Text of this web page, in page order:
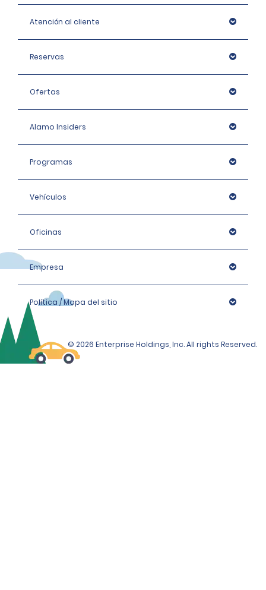
Atención al cliente
Reservas
Ofertas
Alamo Insiders
Programas
Vehículos
Oficinas
Empresa
Política / Mapa del sitio
© 2026 Enterprise Holdings, Inc. All rights Reserved.